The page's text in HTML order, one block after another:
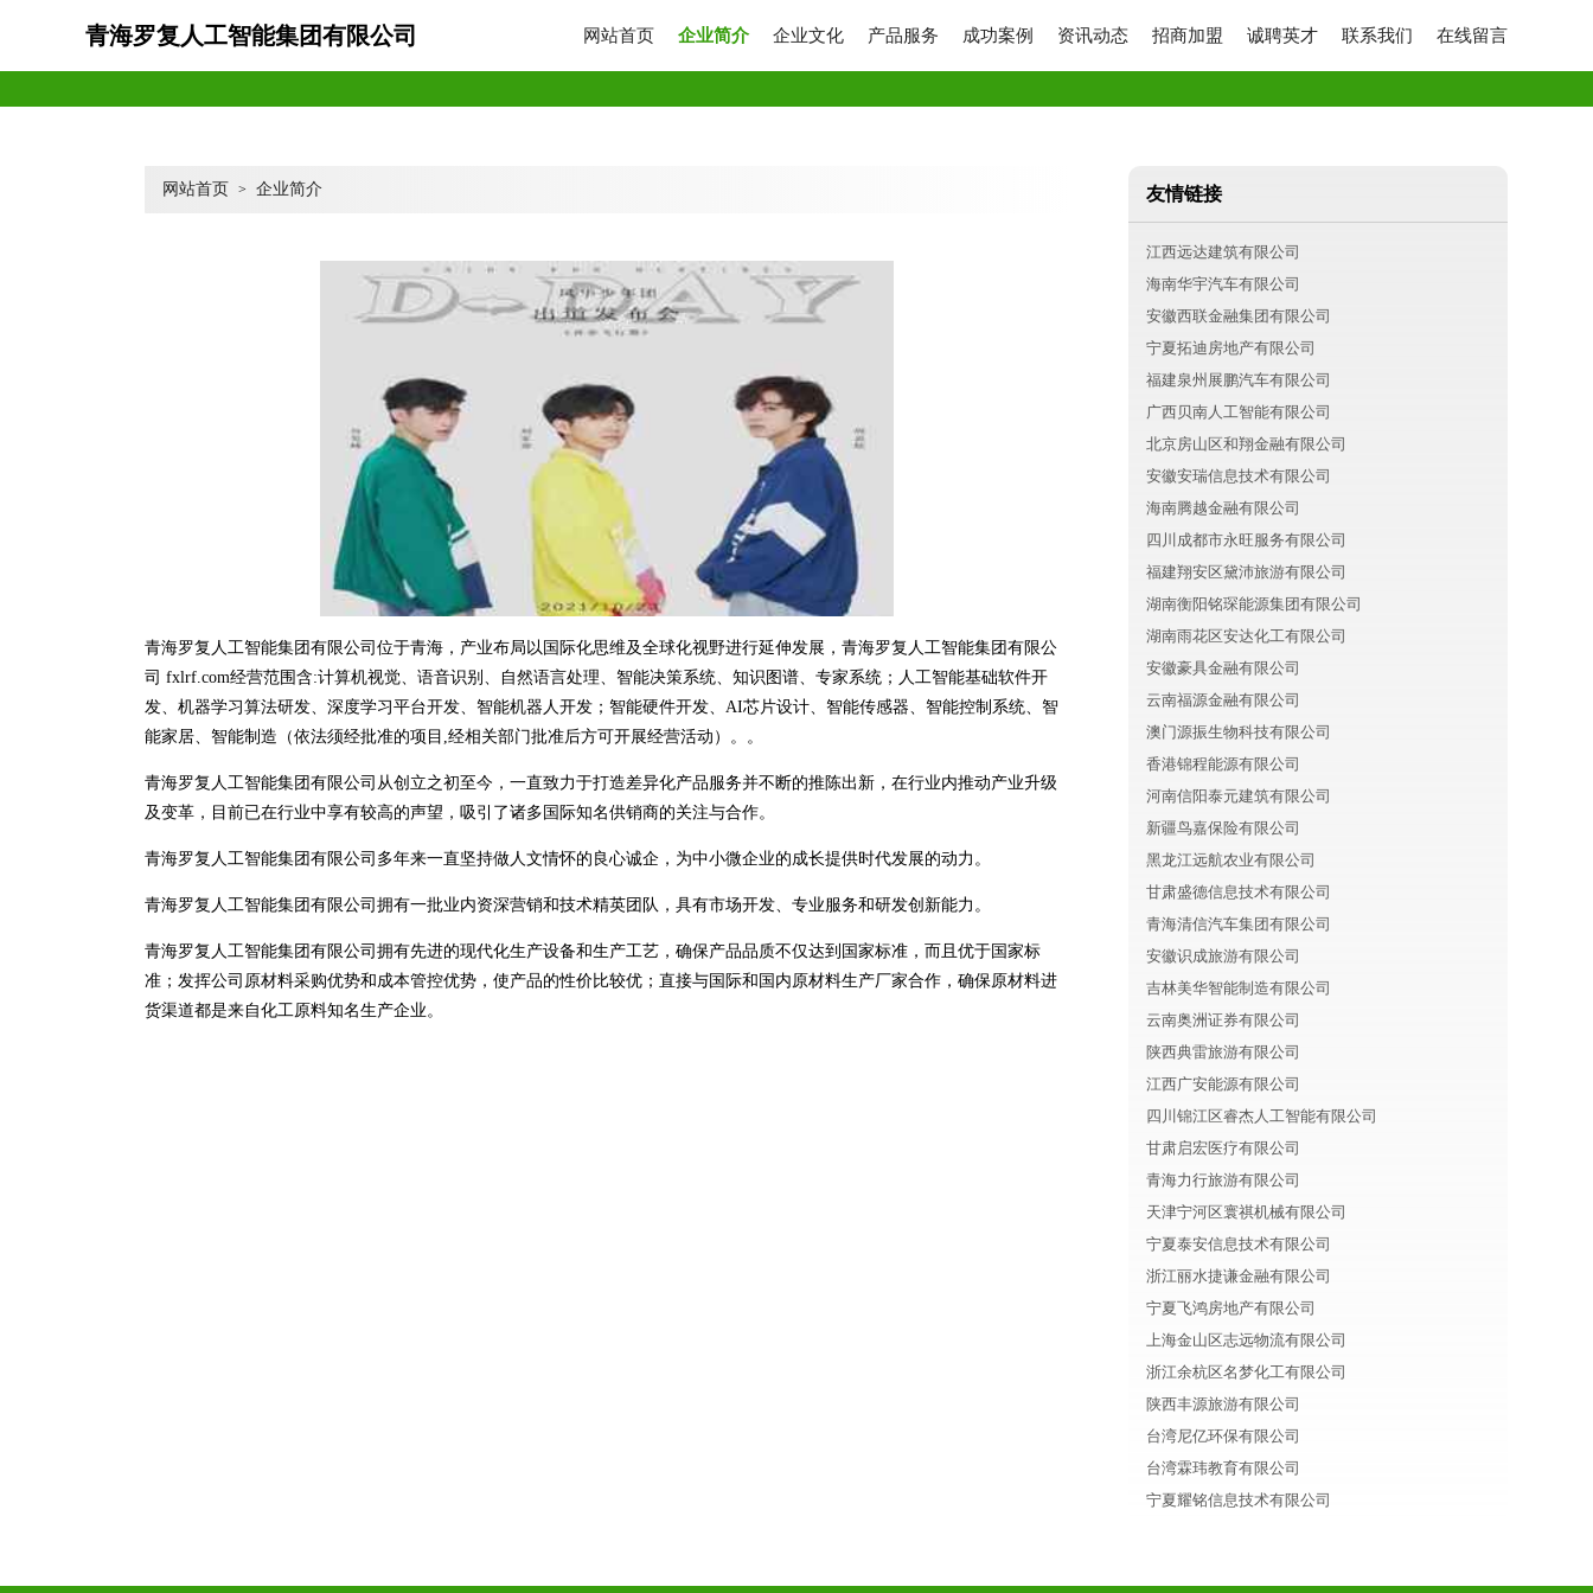
青海罗复人工智能集团有限公司 网站首页 企业简介 企业文化 产品服务 成功案例 资讯动态 招商加盟 诚聘英才 联系我们 在线留言
网站首页 > 企业简介
青海罗复人工智能集团有限公司位于青海，产业布局以国际化思维及全球化视野进行延伸发展，青海罗复人工智能集团有限公
司 fxlrf.com经营范围含:计算机视觉、语音识别、自然语言处理、智能决策系统、知识图谱、专家系统；人工智能基础软件开
发、机器学习算法研发、深度学习平台开发、智能机器人开发；智能硬件开发、AI芯片设计、智能传感器、智能控制系统、智
能家居、智能制造（依法须经批准的项目,经相关部门批准后方可开展经营活动）。。
青海罗复人工智能集团有限公司从创立之初至今，一直致力于打造差异化产品服务并不断的推陈出新，在行业内推动产业升级
及变革，目前已在行业中享有较高的声望，吸引了诸多国际知名供销商的关注与合作。
青海罗复人工智能集团有限公司多年来一直坚持做人文情怀的良心诚企，为中小微企业的成长提供时代发展的动力。
青海罗复人工智能集团有限公司拥有一批业内资深营销和技术精英团队，具有市场开发、专业服务和研发创新能力。
青海罗复人工智能集团有限公司拥有先进的现代化生产设备和生产工艺，确保产品品质不仅达到国家标准，而且优于国家标
准；发挥公司原材料采购优势和成本管控优势，使产品的性价比较优；直接与国际和国内原材料生产厂家合作，确保原材料进
货渠道都是来自化工原料知名生产企业。
友情链接
江西远达建筑有限公司
海南华宇汽车有限公司
安徽西联金融集团有限公司
宁夏拓迪房地产有限公司
福建泉州展鹏汽车有限公司
广西贝南人工智能有限公司
北京房山区和翔金融有限公司
安徽安瑞信息技术有限公司
海南腾越金融有限公司
四川成都市永旺服务有限公司
福建翔安区黛沛旅游有限公司
湖南衡阳铭琛能源集团有限公司
湖南雨花区安达化工有限公司
安徽豪具金融有限公司
云南福源金融有限公司
澳门源振生物科技有限公司
香港锦程能源有限公司
河南信阳泰元建筑有限公司
新疆鸟嘉保险有限公司
黑龙江远航农业有限公司
甘肃盛德信息技术有限公司
青海清信汽车集团有限公司
安徽识成旅游有限公司
吉林美华智能制造有限公司
云南奥洲证券有限公司
陕西典雷旅游有限公司
江西广安能源有限公司
四川锦江区睿杰人工智能有限公司
甘肃启宏医疗有限公司
青海力行旅游有限公司
天津宁河区寰祺机械有限公司
宁夏泰安信息技术有限公司
浙江丽水捷谦金融有限公司
宁夏飞鸿房地产有限公司
上海金山区志远物流有限公司
浙江余杭区名梦化工有限公司
陕西丰源旅游有限公司
台湾尼亿环保有限公司
台湾霖玮教育有限公司
宁夏耀铭信息技术有限公司